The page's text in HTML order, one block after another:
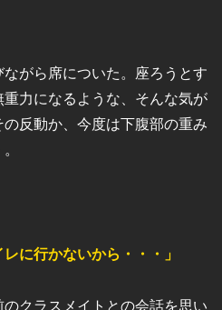
がら席についた。座ろうとす
力になるような、そんな気が
反動か、今度は下腹部の重み
に行かないから・・・」
クラスメイトとの会話を思い